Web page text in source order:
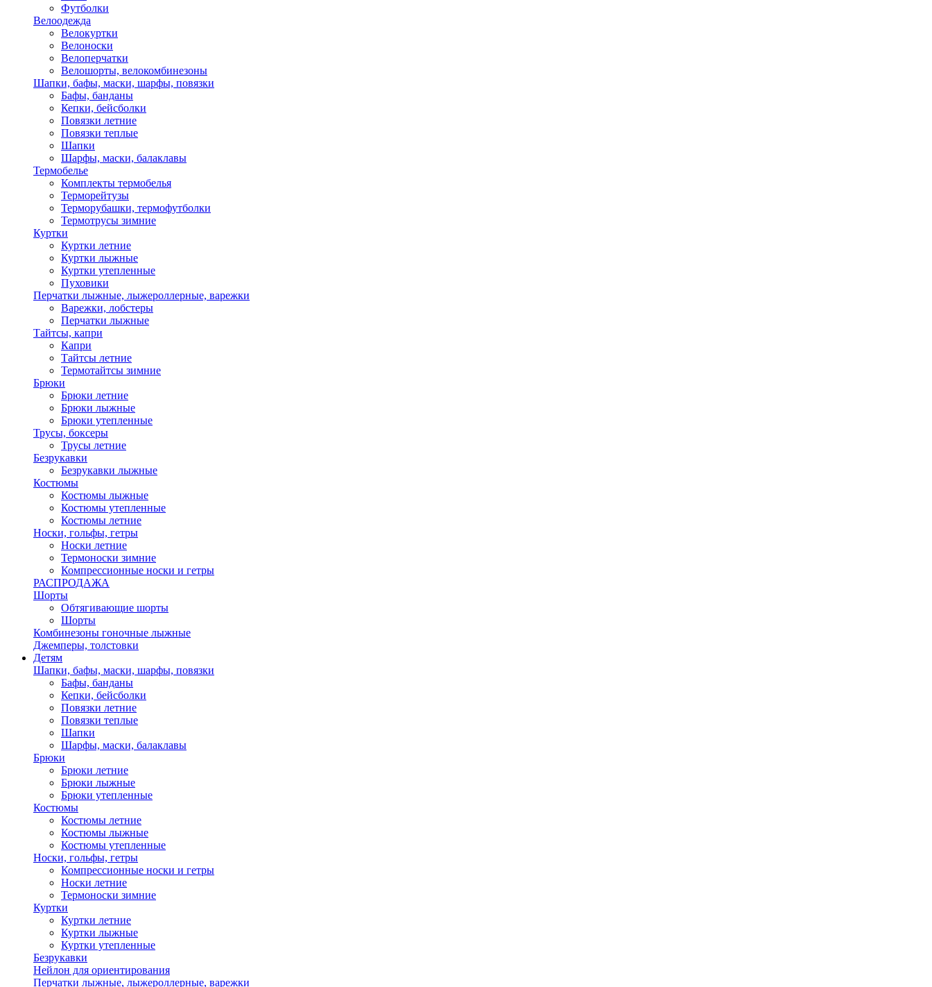
Футболки
Велоодежда
Велокуртки
Велоноски
Велоперчатки
Велошорты, велокомбинезоны
Шапки, бафы, маски, шарфы, повязки
Бафы, банданы
Кепки, бейсболки
Повязки летние
Повязки теплые
Шапки
Шарфы, маски, балаклавы
Термобелье
Комплекты термобелья
Терморейтузы
Терморубашки, термофутболки
Термотрусы зимние
Куртки
Куртки летние
Куртки лыжные
Куртки утепленные
Пуховики
Перчатки лыжные, лыжероллерные, варежки
Варежки, лобстеры
Перчатки лыжные
Тайтсы, капри
Капри
Тайтсы летние
Термотайтсы зимние
Брюки
Брюки летние
Брюки лыжные
Брюки утепленные
Трусы, боксеры
Трусы летние
Безрукавки
Безрукавки лыжные
Костюмы
Костюмы лыжные
Костюмы утепленные
Костюмы летние
Носки, гольфы, гетры
Носки летние
Термоноски зимние
Компрессионные носки и гетры
РАСПРОДАЖА
Шорты
Обтягивающие шорты
Шорты
Комбинезоны гоночные лыжные
Джемперы, толстовки
Детям
Шапки, бафы, маски, шарфы, повязки
Бафы, банданы
Кепки, бейсболки
Повязки летние
Повязки теплые
Шапки
Шарфы, маски, балаклавы
Брюки
Брюки летние
Брюки лыжные
Брюки утепленные
Костюмы
Костюмы летние
Костюмы лыжные
Костюмы утепленные
Носки, гольфы, гетры
Компрессионные носки и гетры
Носки летние
Термоноски зимние
Куртки
Куртки летние
Куртки лыжные
Куртки утепленные
Безрукавки
Нейлон для ориентирования
Перчатки лыжные, лыжероллерные, варежки